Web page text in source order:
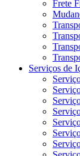
Frete
Serviços de